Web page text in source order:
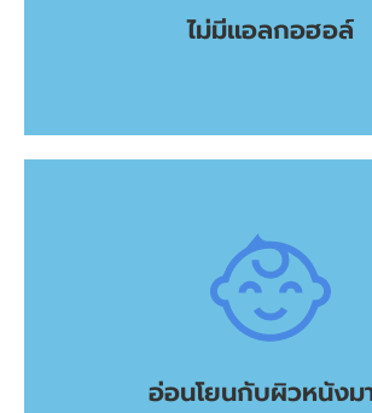
ไม่มีแอลกอฮอล์
ไม่มีแอลกอฮอล์
อ่อนโยนกับผิวหนังม
อ่อนโยนกับผิวหนังมาก
น้ำฆ่าเชื้อสามารถใช้ได้กับเด็กเล็ก ผู้ใหญ่
เลี้ยง ได้อย่างมั่นใจว่าจะไม่ระคายเ